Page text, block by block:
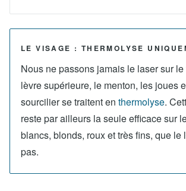
LE VISAGE : THERMOLYSE
Nous ne passons jamais le laser sur
lèvre supérieure, le menton, les joues
sourcilier se traitent en thermolyse.
reste par ailleurs la seule efficace sur
blancs, blonds, roux et très fins, que le
pas.